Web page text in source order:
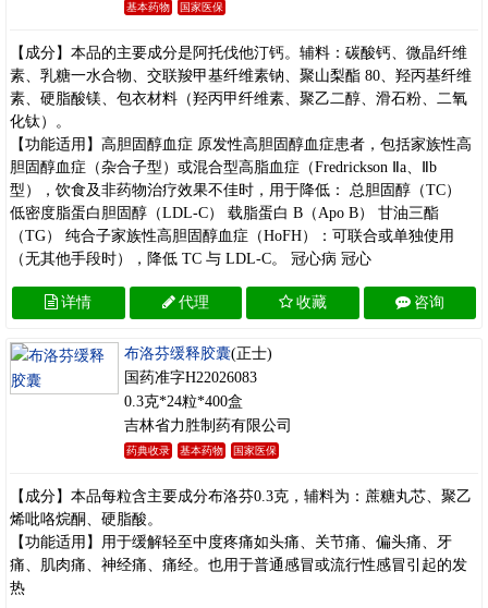
基本药物 国家医保
【成分】本品的主要成分是阿托伐他汀钙。辅料：碳酸钙、微晶纤维
素、乳糖一水合物、交联羧甲基纤维素钠、聚山梨酯 80、羟丙基纤维
素、硬脂酸镁、包衣材料（羟丙甲纤维素、聚乙二醇、滑石粉、二氧
化钛）。
【功能适用】高胆固醇血症 原发性高胆固醇血症患者，包括家族性高
胆固醇血症（杂合子型）或混合型高脂血症（Fredrickson Ⅱa、Ⅱb
型），饮食及非药物治疗效果不佳时，用于降低： 总胆固醇（TC）
低密度脂蛋白胆固醇（LDL‑C） 载脂蛋白 B（Apo B） 甘油三酯
（TG） 纯合子家族性高胆固醇血症（HoFH）：可联合或单独使用
（无其他手段时），降低 TC 与 LDL‑C。 冠心病 冠心
详情 代理 收藏 咨询
布洛芬缓释胶囊(正士)
国药准字H22026083
0.3克*24粒*400盒
吉林省力胜制药有限公司
药典收录 基本药物 国家医保
【成分】本品每粒含主要成分布洛芬0.3克，辅料为：蔗糖丸芯、聚乙
烯吡咯烷酮、硬脂酸。
【功能适用】用于缓解轻至中度疼痛如头痛、关节痛、偏头痛、牙
痛、肌肉痛、神经痛、痛经。也用于普通感冒或流行性感冒引起的发
热